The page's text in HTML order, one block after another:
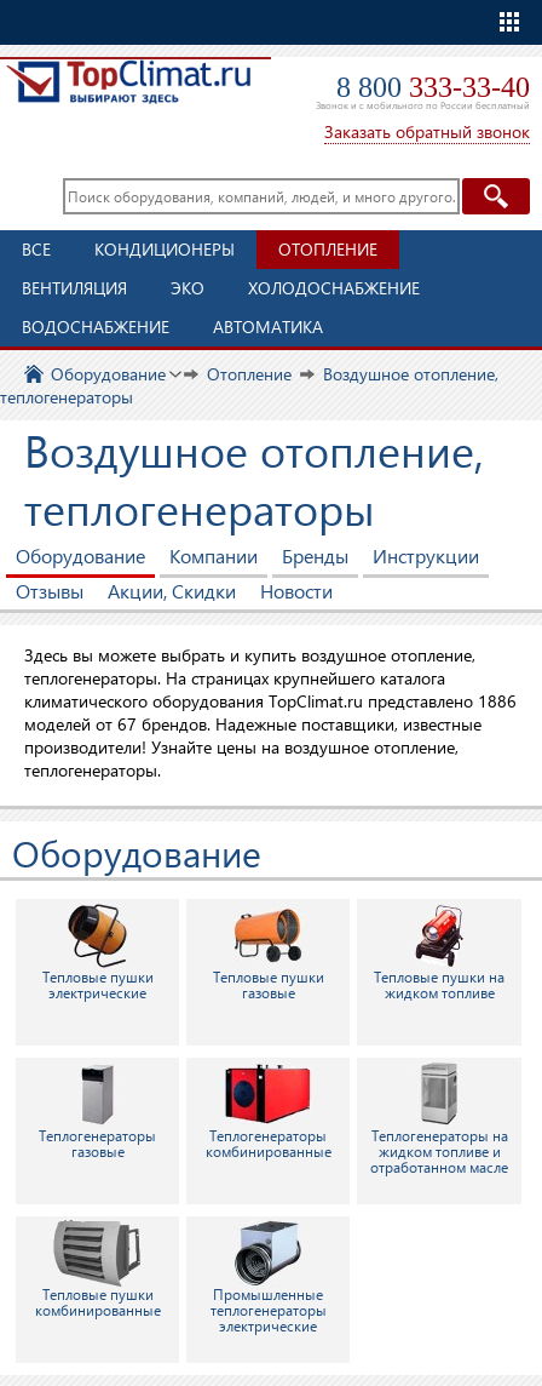
8 800 333-33-40
Звонок и с мобильного по России бесплатный
Заказать обратный звонок
ВСЕ КОНДИЦИОНЕРЫ
ОТОПЛЕНИЕ
ВЕНТИЛЯЦИЯ
ЭКО
ХОЛОДОСНАБЖЕНИЕ
ВОДОСНАБЖЕНИЕ
АВТОМАТИКА
Оборудование Отопление
Воздушное отопление,
теплогенераторы
Воздушное отопление,
теплогенераторы
Оборудование Компании Бренды
Инструкции
Отзывы
Акции, Скидки Новости
Здесь вы можете выбрать и купить воздушное отопление,
теплогенераторы. На страницах крупнейшего каталога
климатического оборудования TopClimat.ru представлено 1886
моделей от 67 брендов. Надежные поставщики, известные
производители! Узнайте цены на воздушное отопление,
теплогенераторы.
Оборудование
Тепловые пушки
электрические
Тепловые пушки
газовые
Тепловые пушки на
жидком топливе
Теплогенераторы
газовые
Теплогенераторы
комбинированные
Теплогенераторы на
жидком топливе и
отработанном масле
Тепловые пушки
комбинированные
Промышленные
теплогенераторы
электрические